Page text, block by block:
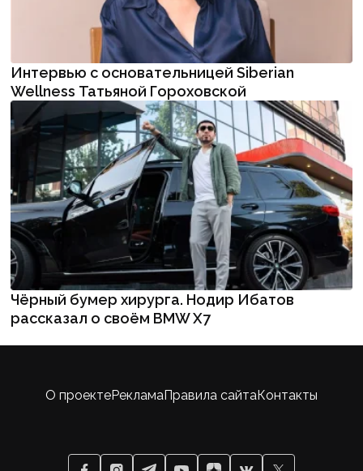
Интервью с основательницей Siberian
Wellness Татьяной Гороховской
Чёрный бумер хирурга. Нодир Ибатов
рассказал о своём BMW X7
О проектеРекламаПравила сайтаКонтакты